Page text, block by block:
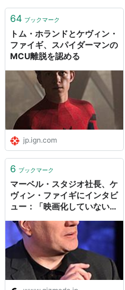
アイアンマン2（2010）
アイアンマン （2008）
インクレディブル・ハルク
ファンタスティック・フ
スパイダーマン3（2007
ファンタスティック・
巨大怪物 マンシング
（
エレクトラ（2005） 共
ブレイド3（2004） 共
スパイダーマン2
パニッシャー（2004）
ハルク（2003） 製作総指
デアデビル（2003） 共
X-メン
（2000） 製作補
64 ブックマーク
トム・ホランドとケヴィン・
ファイギ、スパイダーマンの
MCU離脱を認める
jp.ign.com
6 ブックマーク
マーベル・スタジオ社長、ケ
ヴィン・ファイギにインタビ
ュー：「映画化していない新
登場させたい」 | ギズモー
ド・ジャパン